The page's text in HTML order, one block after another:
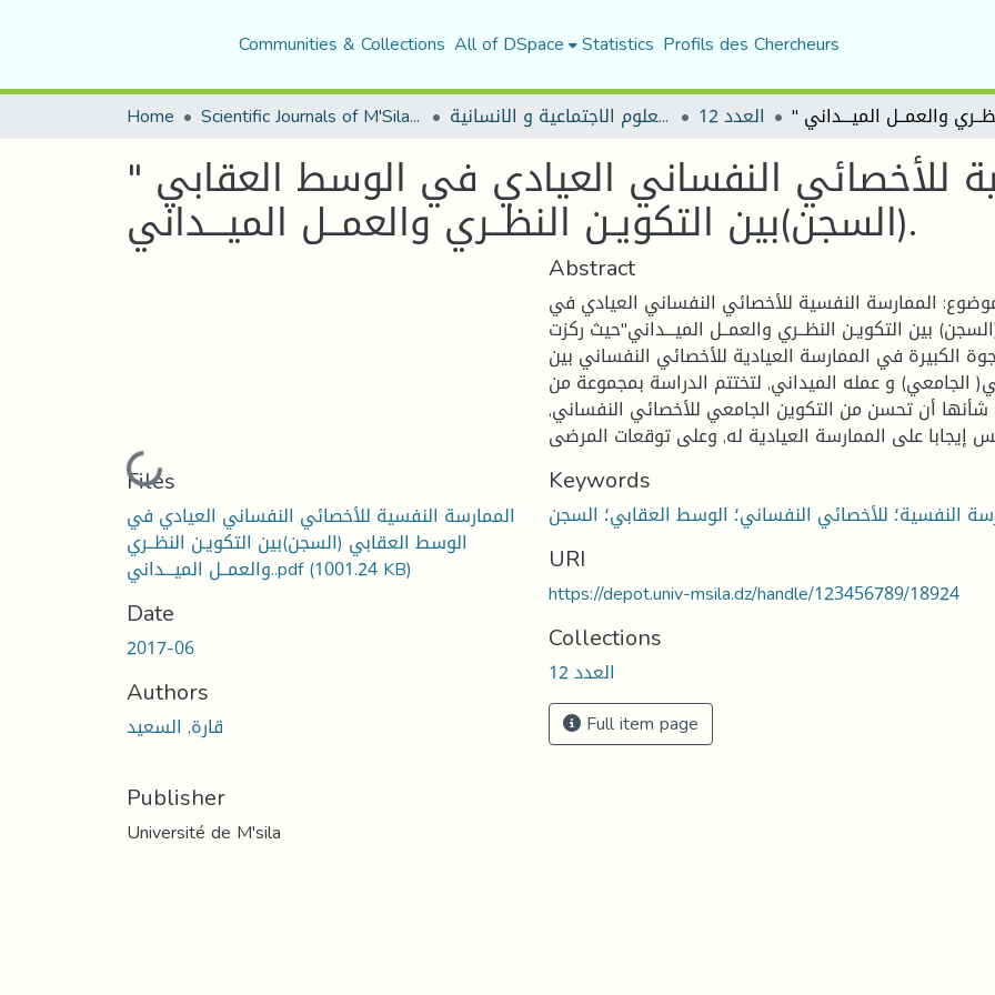
Communities & Collections All of DSpace Statistics Profils des Chercheurs
Home Scientific Journals of M'Sila University مجلة العلوم الاجتماعية و الانسانية العدد 12
" الممارسة النفسية للأخصائي النفساني العيادي في الوسط العقابي
(السجن)بين التكويـن النظــري والعمــل الميـــداني.
Loading...
Files
الممارسة النفسية للأخصائي النفساني العيادي في
الوسط العقابي (السجن)بين التكويـن النظــري
والعمــل الميـــداني..pdf(1001.24 KB)
Date
2017-06
Authors
قارة, السعيد
Publisher
Université de M'sila
Abstract
الممارسة النفسية للأخصائي النفساني العيادي في
بين التكويـن النظــري والعمــل الميـــداني"حيث ركزت
الكبيرة في الممارسة العيادية للأخصائي النفساني بين
الجامعي) و عمله الميداني, لتختتم الدراسة بمجموعة من
شأنها أن تحسن من التكوين الجامعي للأخصائي النفساني,
Keywords
النفسية؛ للأخصائي النفساني؛ الوسط العقابي؛ السجن
URI
https://depot.univ-msila.dz/handle/123456789/18924
Collections
العدد 12
Full item page